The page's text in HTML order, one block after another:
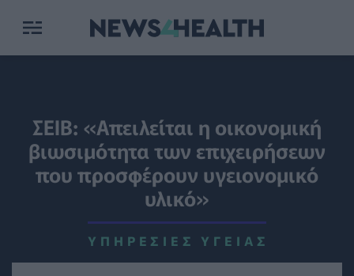
ΣΕΙΒ: «Απειλείται η οικονομική
βιωσιμότητα των επιχειρήσεων
που προσφέρουν υγειονομικό
υλικό»
ΥΠΗΡΕΣΊΕΣ ΥΓΕΊΑΣ